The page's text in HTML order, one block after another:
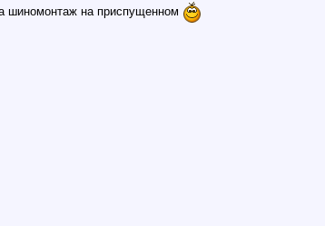
шиномонтаж на приспущенном